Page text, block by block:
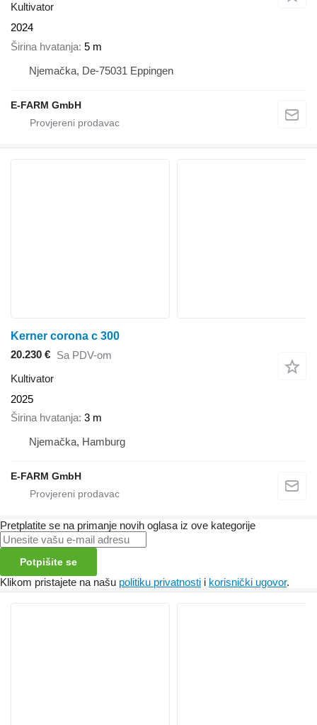
Kultivator
2024
Širina hvatanja 5 m
Njemačka, De-75031 Eppingen
E-FARM GmbH
Kerner corona c 300
20.230 € Sa PDV-om
Kultivator
2025
Širina hvatanja 3 m
Njemačka, Hamburg
E-FARM GmbH
Pretplatite se na primanje novih oglasa iz ove kategorije
Potpišite se
Klikom pristajete na našu politiku privatnosti i korisnički ugovor.